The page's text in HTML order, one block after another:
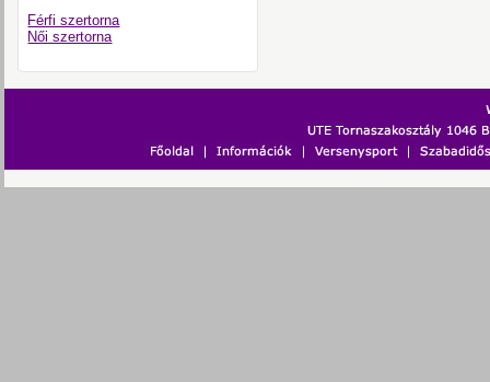
Férfi szertorna
Női szertorna